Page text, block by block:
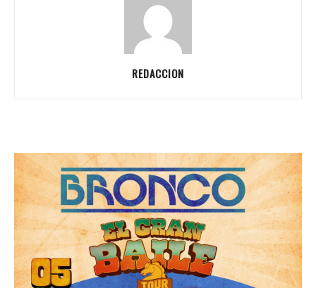
REDACCION